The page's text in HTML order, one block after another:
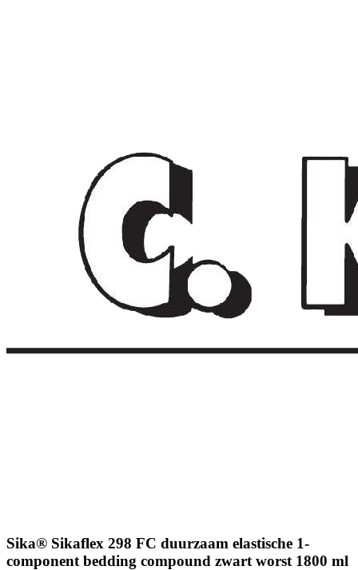
Sika® Sikaflex 298 FC duurzaam elastische 1-
component bedding compound zwart worst 1800 ml